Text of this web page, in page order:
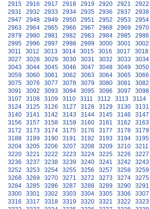
2915
2916 2917 2918 2919 2920 2921 2922
2931
2932 2933 2934 2935 2936 2937 2938
2947
2948 2949 2950 2951 2952 2953 2954
2963
2964 2965 2966 2967 2968 2969 2970
2979
2980 2981 2982 2983 2984 2985 2986
2995
2996 2997 2998 2999 3000 3001 3002
3011
3012 3013 3014 3015 3016 3017 3018
3027
3028 3029 3030 3031 3032 3033 3034
3043
3044 3045 3046 3047 3048 3049 3050
3059
3060 3061 3062 3063 3064 3065 3066
3075
3076 3077 3078 3079 3080 3081 3082
3091
3092 3093 3094 3095 3096 3097 3098
3107
3108 3109 3110 3111 3112 3113 3114
3124
3125 3126 3127 3128 3129 3130 3131
3140
3141 3142 3143 3144 3145 3146 3147
3156
3157 3158 3159 3160 3161 3162 3163
3172
3173 3174 3175 3176 3177 3178 3179
3188
3189 3190 3191 3192 3193 3194 3195
3204
3205 3206 3207 3208 3209 3210 3211
3220
3221 3222 3223 3224 3225 3226 3227
3236
3237 3238 3239 3240 3241 3242 3243
3252
3253 3254 3255 3256 3257 3258 3259
3268
3269 3270 3271 3272 3273 3274 3275
3284
3285 3286 3287 3288 3289 3290 3291
3300
3301 3302 3303 3304 3305 3306 3307
3316
3317 3318 3319 3320 3321 3322 3323